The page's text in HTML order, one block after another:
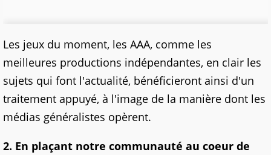
Les jeux du moment, les AAA, comme les
meilleures productions indépendantes, en clair les
sujets qui font l'actualité, bénéficieront ainsi d'un
traitement appuyé, à l'image de la manière dont les
médias généralistes opèrent.
2. En plaçant notre communauté au coeur de